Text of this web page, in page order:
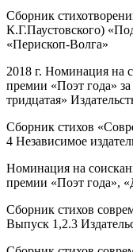
Сборник
К.Г.Паустовского)
«Перископ-Волга»
2018 г. Номинация на
премии «Поэт года»
тридцатая»
Сборник стихов
4 Независимое
Номинация на
премии «Поэт года»,
Сборник стихов
Выпуск 1,2.3